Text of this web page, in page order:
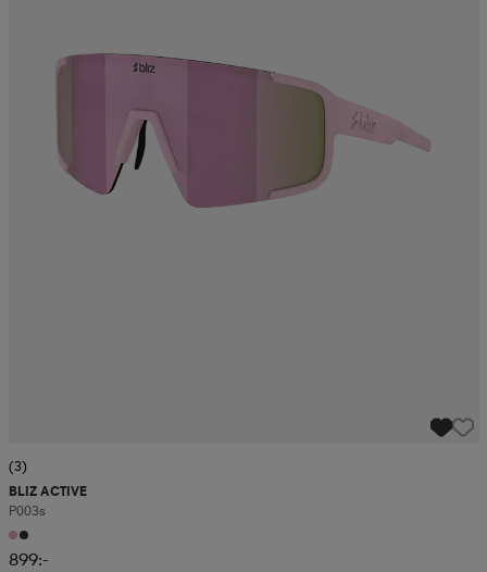
(3)
BLIZ ACTIVE
P003s
899:-